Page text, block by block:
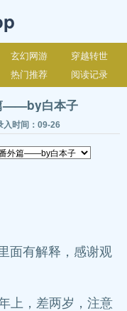
玄幻网游
穿越转世
热门推荐 阅读记录
——by白本子
时间：09-26
有解释，感谢观
，差两岁，注意